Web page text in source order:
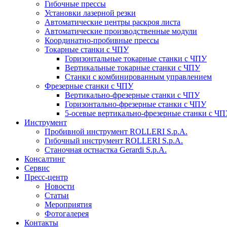
Гибочные прессы
Установки лазерной резки
Автоматические центры раскроя листа
Автоматические производственные модули
Координатно-пробивные прессы
Токарные станки с ЧПУ
Горизонтальные токарные станки с ЧПУ
Вертикальные токарные станки с ЧПУ
Станки с комбинированным управлением
Фрезерные станки с ЧПУ
Вертикально-фрезерные станки с ЧПУ
Горизонтально-фрезерные станки с ЧПУ
5-осевые вертикально-фрезерные станки с
Инструмент
Пробивной инструмент ROLLERI S.p.A.
Гибочный инструмент ROLLERI S.p.A.
Cтаночная остнастка Gerardi S.p.A.
Консалтинг
Сервис
Пресс-центр
Новости
Статьи
Мероприятия
Фотогалерея
Контакты